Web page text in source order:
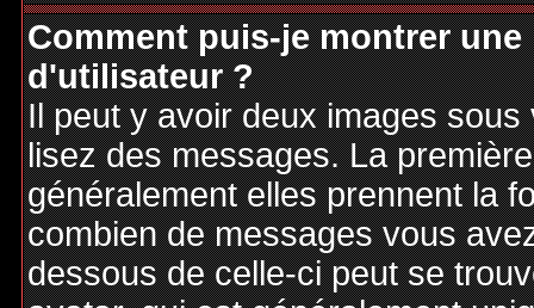
Comment puis-je montrer
d'utilisateur ?
Il peut y avoir deux images
lisez des messages. La
généralement elles prennent la
combien de messages vous
dessous de celle-ci peut se